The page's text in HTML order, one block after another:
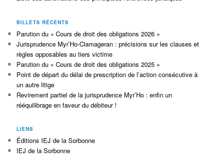
BILLETS RÉCENTS
Parution du « Cours de droit des obligations 2026 »
Jurisprudence Myr’Ho-Clamageran : précisions sur les clauses et
règles opposables au tiers victime
Parution du « Cours de droit des obligations 2025 »
Point de départ du délai de prescription de l’action consécutive à
un autre litige
Revirement partiel de la jurisprudence Myr’Ho : enfin un
rééquilibrage en faveur du débiteur !
LIENS
Éditions IEJ de la Sorbonne
IEJ de la Sorbonne